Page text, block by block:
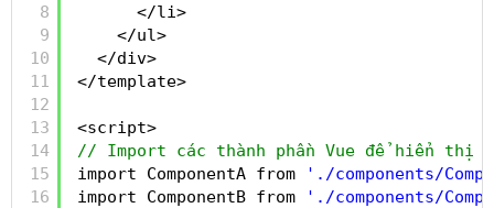
8
9
10
11
12
13
14
15
16
</li>
</ul>
</div>
</template>
<script>
// Import các thành phần Vue để hiển thị
import ComponentA from
'./components/
import ComponentB from
'./components/